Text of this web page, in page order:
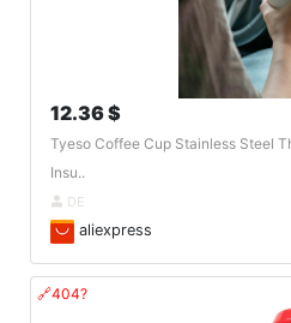
12.36 $
Tyeso Coffee Cup Stainless Steel
Insu..
DE
aliexpress
🔗404?